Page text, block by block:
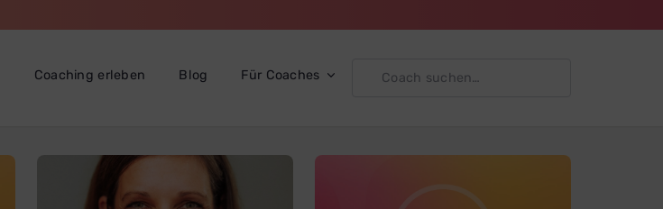
Coaching erleben Blog Für Coaches